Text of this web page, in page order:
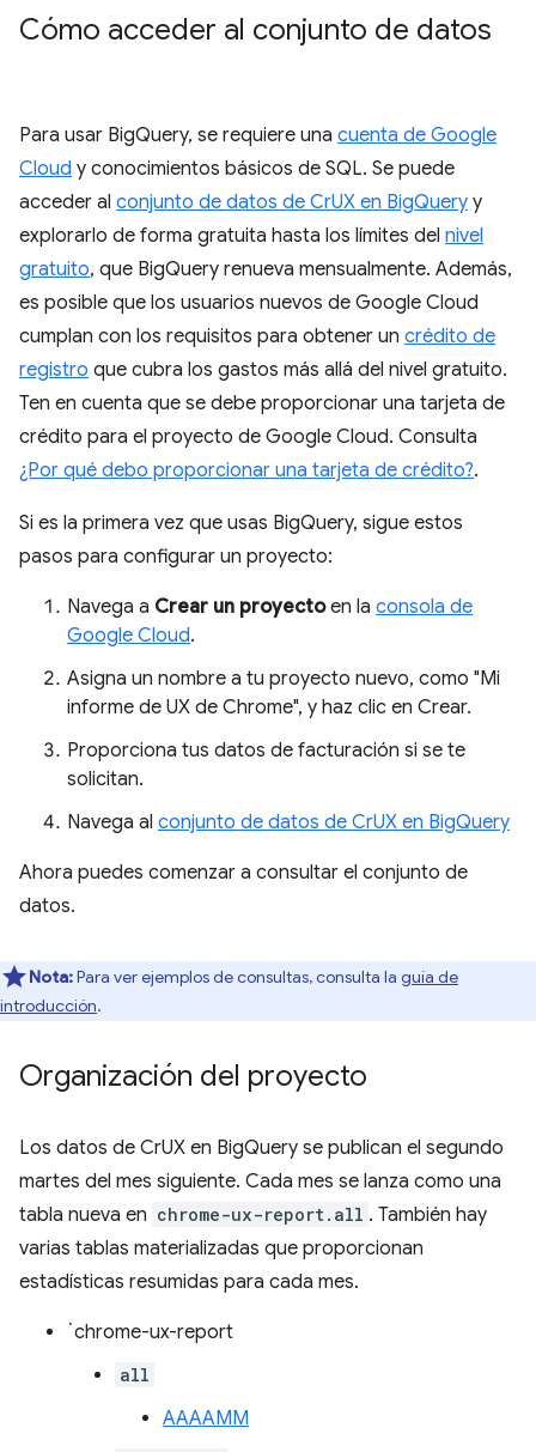
Cómo acceder al conjunto de datos
Para usar BigQuery, se requiere una cuenta de Google
Cloud y conocimientos básicos de SQL. Se puede
acceder al conjunto de datos de CrUX en BigQuery y
explorarlo de forma gratuita hasta los límites del nivel
gratuito, que BigQuery renueva mensualmente. Además,
es posible que los usuarios nuevos de Google Cloud
cumplan con los requisitos para obtener un crédito de
registro que cubra los gastos más allá del nivel gratuito.
Ten en cuenta que se debe proporcionar una tarjeta de
crédito para el proyecto de Google Cloud. Consulta
¿Por qué debo proporcionar una tarjeta de crédito?.
Si es la primera vez que usas BigQuery, sigue estos
pasos para configurar un proyecto:
Navega a Crear un proyectoen la consola de
Google Cloud.
Asigna un nombre a tu proyecto nuevo, como "Mi
informe de UX de Chrome", y haz clic en Crear.
Proporciona tus datos de facturación si se te
solicitan.
Navega al conjunto de datos de CrUX en BigQuery
Ahora puedes comenzar a consultar el conjunto de
datos.
Nota:Para ver ejemplos de consultas, consulta la guía de
introducción.
Organización del proyecto
Los datos de CrUX en BigQuery se publican el segundo
martes del mes siguiente. Cada mes se lanza como una
tabla nueva en chrome-ux-report.all . También hay
varias tablas materializadas que proporcionan
estadísticas resumidas para cada mes.
`chrome-ux-report
all
AAAAMM